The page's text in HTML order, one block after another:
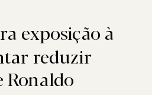
exposição à
reduzir
Ronaldo